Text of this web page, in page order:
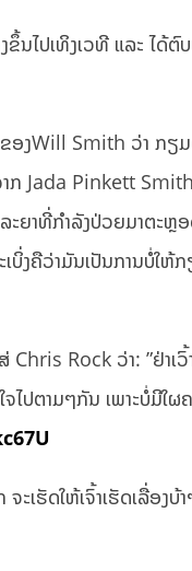
ນໄປເທິງເວທີ ແລະ ໄດ້ຕົ
ຂອງWill Smith ວ່າ ກຽ
ຈາກ Jada Pinkett
ະຍາທີ່ກຳລັງປ່ວຍມາຕະຫຼ
ງຄືວ່າມັນເປັນການບໍ່ໃຫ້
Rock ວ່າ: ”ຢ່າເວົ້
ໄປຕາມໆກັນ ເພາະບໍ່ມີໃຜ
ເຮັດໃຫ້ເຈົ້າເຮັດເລື່ອງບ້າ